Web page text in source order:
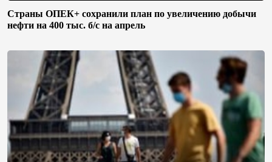
Страны ОПЕК+ сохранили план по увеличению добычи
нефти на 400 тыс. б/с на апрель